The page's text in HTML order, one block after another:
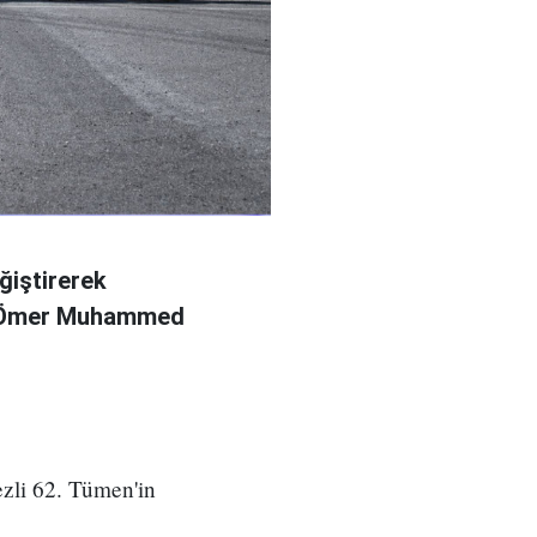
Muhammed
62. Tümen'in